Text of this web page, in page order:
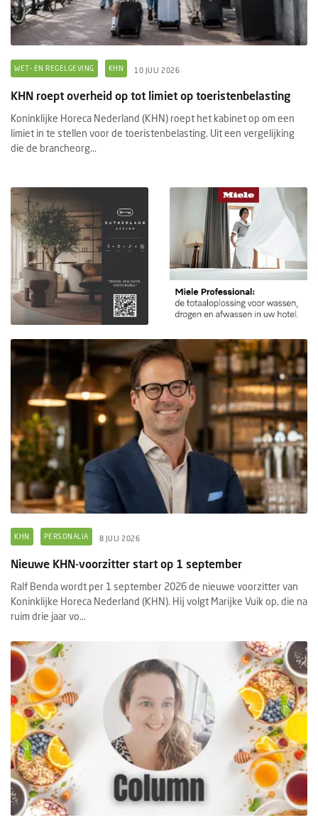
WET- EN REGELGEVING KHN 10 JULI 2026
KHN roept overheid op tot limiet op toeristenbelasting
Koninklijke Horeca Nederland (KHN) roept het kabinet op om een
limiet in te stellen voor de toeristenbelasting. Uit een vergelijking
die de brancheorg...
KHN PERSONALIA 8 JULI 2026
Nieuwe KHN-voorzitter start op 1 september
Ralf Benda wordt per 1 september 2026 de nieuwe voorzitter van
Koninklijke Horeca Nederland (KHN). Hij volgt Marijke Vuik op, die na
ruim drie jaar vo...